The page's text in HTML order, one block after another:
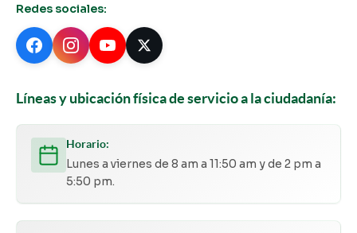
Redes sociales:
Líneas y ubicación física de servicio a la ciudadanía:
Horario:
Lunes a viernes de 8 am a 11:50 am y de 2 pm a
5:50 pm.